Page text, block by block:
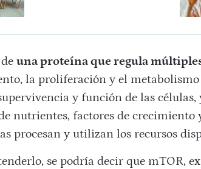
una proteína que regula
la proliferación y el metabolismo
y función de las
nutrientes, factores de crecimiento
procesan y utilizan los recursos
se podría decir que mTOR,